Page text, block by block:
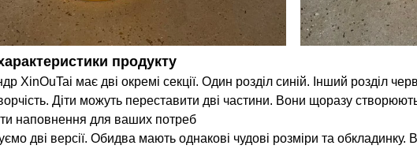
продукту
XinOuTai має дві окремі секції. Один розділ синій. Інший розділ
Діти можуть переставити дві частини. Вони щоразу
наповнення для ваших потреб
дві версії. Обидва мають однакові чудові розміри та